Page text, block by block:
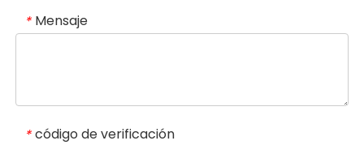
* Mensaje
* código de verificación